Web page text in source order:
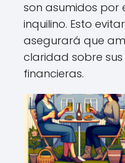
son asumidos por
inquilino. Esto
asegurará que
claridad sobre
financieras.